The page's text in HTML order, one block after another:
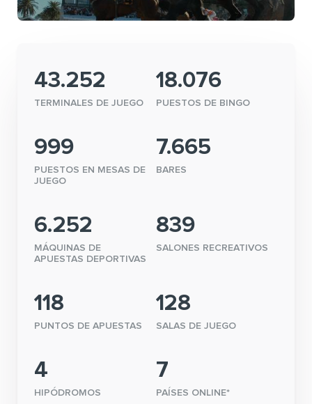
43.252
TERMINALES DE JUEGO
18.076
PUESTOS DE BINGO
999
PUESTOS EN MESAS DE
JUEGO
7.665
BARES
6.252
MÁQUINAS DE
APUESTAS DEPORTIVAS
839
SALONES RECREATIVOS
118
PUNTOS DE APUESTAS
128
SALAS DE JUEGO
4
HIPÓDROMOS
7
PAÍSES ONLINE*